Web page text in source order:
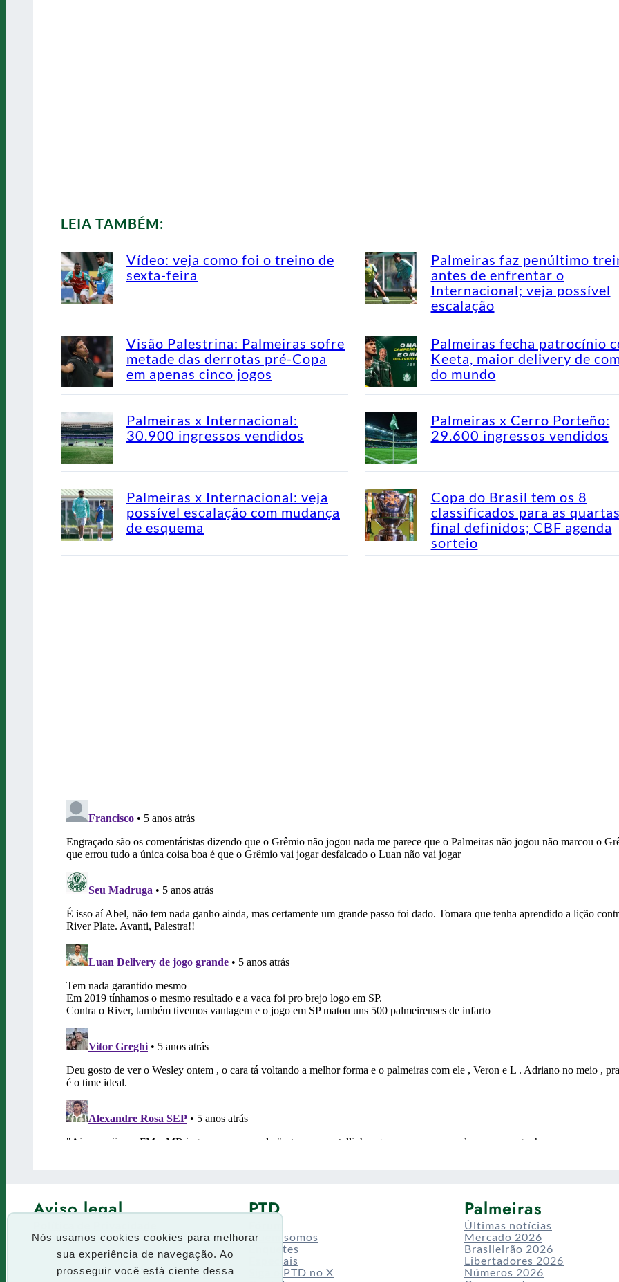
Nós usamos cookies cookies para melhorar
sua experiência de navegação. Ao
prosseguir você está ciente dessa
LEIA TAMBÉM:
Vídeo: veja como foi o treino de
sexta-feira
Palmeiras faz penúltimo
antes de enfrentar o
Internacional; veja possível
escalação
Visão Palestrina: Palmeiras sofre
metade das derrotas pré-Copa
em apenas cinco jogos
Palmeiras fecha patrocínio
Keeta, maior delivery de
do mundo
Palmeiras x Internacional:
30.900 ingressos vendidos
Palmeiras x Cerro Porteño:
29.600 ingressos vendidos
Palmeiras x Internacional: veja
possível escalação com mudança
de esquema
Copa do Brasil tem os 8
classificados para as
final definidos; CBF agenda
sorteio
Aviso legal
Termos de uso
PTD
Quem somos
Enquetes
Especiais
Siga o PTD no X
Palmeiras
Últimas notícias
Mercado 2026
Brasileirão 2026
Libertadores 2026
Números 2026